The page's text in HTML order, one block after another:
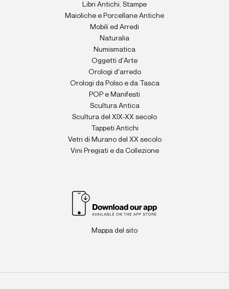
Libri Antichi, Stampe
Maioliche e Porcellane Antiche
Mobili ed Arredi
Naturalia
Numismatica
Oggetti d'Arte
Orologi d'arredo
Orologi da Polso e da Tasca
POP e Manifesti
Scultura Antica
Scultura del XIX-XX secolo
Tappeti Antichi
Vetri di Murano del XX secolo
Vini Pregiati e da Collezione
Mappa del sito